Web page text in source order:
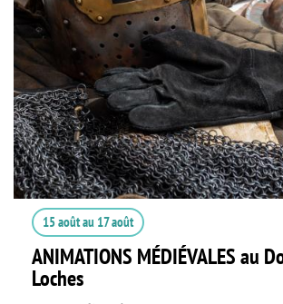
15 aoûtau 17 août
ANIMATIONS MÉDIÉVALES au
Loches